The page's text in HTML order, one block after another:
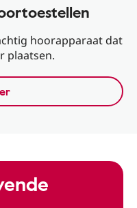
hoorapparaat dat
plaatsen.